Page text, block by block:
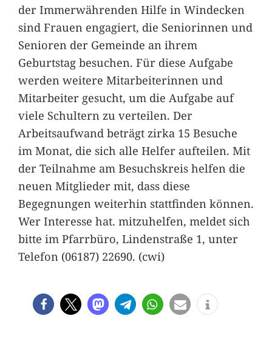
der Immerwährenden Hilfe in Windecken
sind Frauen engagiert, die Seniorinnen und
Senioren der Gemeinde an ihrem
Geburtstag besuchen. Für diese Aufgabe
werden weitere Mitarbeiterinnen und
Mitarbeiter gesucht, um die Aufgabe auf
viele Schultern zu verteilen. Der
Arbeitsaufwand beträgt zirka 15 Besuche
im Monat, die sich alle Helfer aufteilen. Mit
der Teilnahme am Besuchskreis helfen die
neuen Mitglieder mit, dass diese
Begegnungen weiterhin stattfinden können.
Wer Interesse hat. mitzuhelfen, meldet sich
bitte im Pfarrbüro, Lindenstraße 1, unter
Telefon (06187) 22690. (cwi)